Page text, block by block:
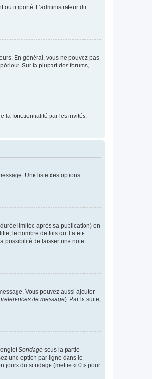
ou importé. L’administrateur du
En général, vous ne pouvez pas
Sur la plupart des forums,
la fonctionnalité par les invités.
Une liste des options
limitée après sa publication) en
le nombre de fois qu’il a été
possibilité de laisser une note
Vous pouvez aussi ajouter
de message). Par la suite,
Sondage sous la partie
une option par ligne dans le
jours du sondage (mettre « 0 » pour